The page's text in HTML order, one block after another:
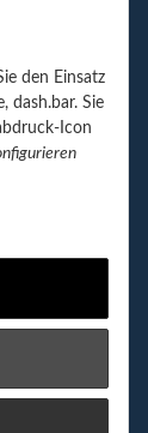
den Einsatz
dash.bar. Sie
Icon